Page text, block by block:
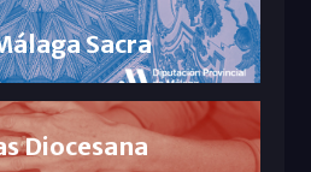
Sacra
Diocesana